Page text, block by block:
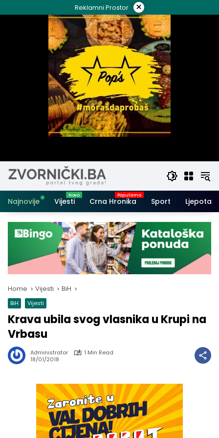
to
Reklamni Prostor ×
Najnovije Vijesti Crna Hronika Sport Ljepota i
Home Vijesti BiH
BiH Vijesti
Krava ubila svog vlasnika u Krupi na
Vrbasu
Administrator
1 Min Read
18/01/2018